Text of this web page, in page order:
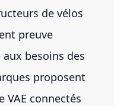
de vélos
preuve
besoins des
proposent
connectés